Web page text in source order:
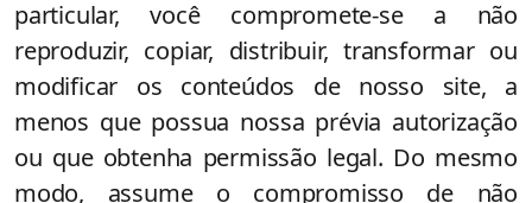
particular, você compromete-se a não
reproduzir, copiar, distribuir, transformar ou
modificar os conteúdos de nosso site, a
menos que possua nossa prévia autorização
ou que obtenha permissão legal. Do mesmo
modo, assume o compromisso de não